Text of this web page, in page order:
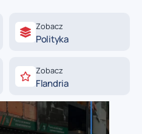
Zobacz
Polityka
Zobacz
Flandria